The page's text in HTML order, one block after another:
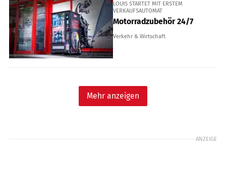
LOUIS STARTET MIT ERSTEM
VERKAUFSAUTOMAT
Motorradzubehör 24/7
Verkehr & Wirtschaft
Mehr anzeigen
ANZEIGE